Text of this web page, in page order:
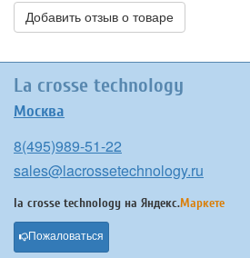
Добавить отзыв о товаре
La crosse technology
Москва
8(495)989-51-22
sales@lacrossetechnology.ru
la crosse technology на Яндекс.Маркете
Пожаловаться